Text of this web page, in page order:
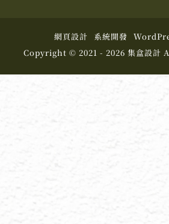
網頁設計 系統開發
Copyright © 2021 - 2026 集盒設計